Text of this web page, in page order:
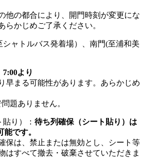
他の都合により、開門時刻が変更にな
らかじめご了承ください。
ャトルバス発着場）、南門(至浦和美
7:00より
早まる可能性があります。あらかじめ
題ありません。
り）： 待ち列確保（シート貼り）は
です。
保は、禁止または無効とし、シート等
はすべて撤去・破棄させていただきま